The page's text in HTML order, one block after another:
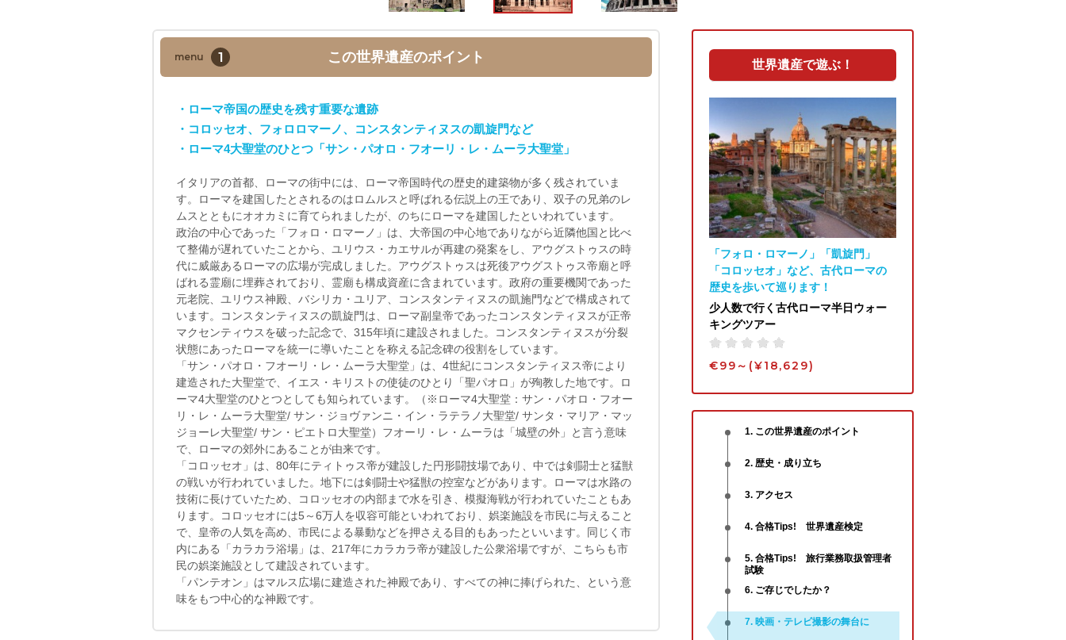
menu 1 この世界遺産のポイント
・ローマ帝国の歴史を残す重要な遺跡
・コロッセオ、フォロロマーノ、コンスタンティヌスの凱旋門など
・ローマ4大聖堂のひとつ「サン・パオロ・フオーリ・レ・ムーラ大聖堂」
イタリアの首都、ローマの街中には、ローマ帝国時代の歴史的建築物が多く残されていま
す。ローマを建国したとされるのはロムルスと呼ばれる伝説上の王であり、双子の兄弟のレ
ムスとともにオオカミに育てられましたが、のちにローマを建国したといわれています。
政治の中心であった「フォロ・ロマーノ」は、大帝国の中心地でありながら近隣他国と比べ
て整備が遅れていたことから、ユリウス・カエサルが再建の発案をし、アウグストゥスの時
代に威厳あるローマの広場が完成しました。アウグストゥスは死後アウグストゥス帝廟と呼
ばれる霊廟に埋葬されており、霊廟も構成資産に含まれています。政府の重要機関であった
元老院、ユリウス神殿、バシリカ・ユリア、コンスタンティヌスの凱施門などで構成されて
います。コンスタンティヌスの凱旋門は、ローマ副皇帝であったコンスタンティヌスが正帝
マクセンティウスを破った記念で、315年頃に建設されました。コンスタンティヌスが分裂
状態にあったローマを統一に導いたことを称える記念碑の役割をしています。
「サン・パオロ・フオーリ・レ・ムーラ大聖堂」は、4世紀にコンスタンティヌス帝により
建造された大聖堂で、イエス・キリストの使徒のひとり「聖パオロ」が殉教した地です。ロ
ーマ4大聖堂のひとつとしても知られています。（※ローマ4大聖堂：サン・パオロ・フオー
リ・レ・ムーラ大聖堂/ サン・ジョヴァンニ・イン・ラテラノ大聖堂/ サンタ・マリア・マッ
ジョーレ大聖堂/ サン・ピエトロ大聖堂）フオーリ・レ・ムーラは「城壁の外」と言う意味
で、ローマの郊外にあることが由来です。
「コロッセオ」は、80年にティトゥス帝が建設した円形闘技場であり、中では剣闘士と猛獣
の戦いが行われていました。地下には剣闘士や猛獣の控室などがあります。ローマは水路の
技術に長けていたため、コロッセオの内部まで水を引き、模擬海戦が行われていたこともあ
ります。コロッセオには5～6万人を収容可能といわれており、娯楽施設を市民に与えること
で、皇帝の人気を高め、市民による暴動などを押さえる目的もあったといいます。同じく市
内にある「カラカラ浴場」は、217年にカラカラ帝が建設した公衆浴場ですが、こちらも市
民の娯楽施設として建設されています。
「パンテオン」はマルス広場に建造された神殿であり、すべての神に捧げられた、という意
味をもつ中心的な神殿です。
世界遺産で遊ぶ！
「フォロ・ロマーノ」「凱旋門」
「コロッセオ」など、古代ローマの
歴史を歩いて巡ります！
少人数で行く古代ローマ半日ウォー
キングツアー
€99～ (¥18,629)
1. この世界遺産のポイント
2. 歴史・成り立ち
3. アクセス
4. 合格Tips! 世界遺産検定
5. 合格Tips! 旅行業務取扱管理者
試験
6. ご存じでしたか？
7. 映画・テレビ撮影の舞台に